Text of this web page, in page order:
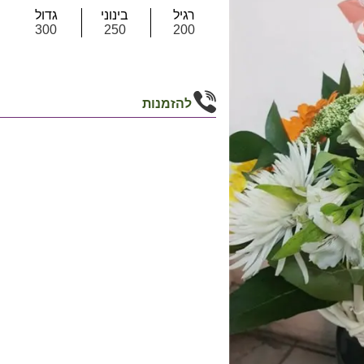
רגיל
200
בינוני
250
גדול
300
להזמנות